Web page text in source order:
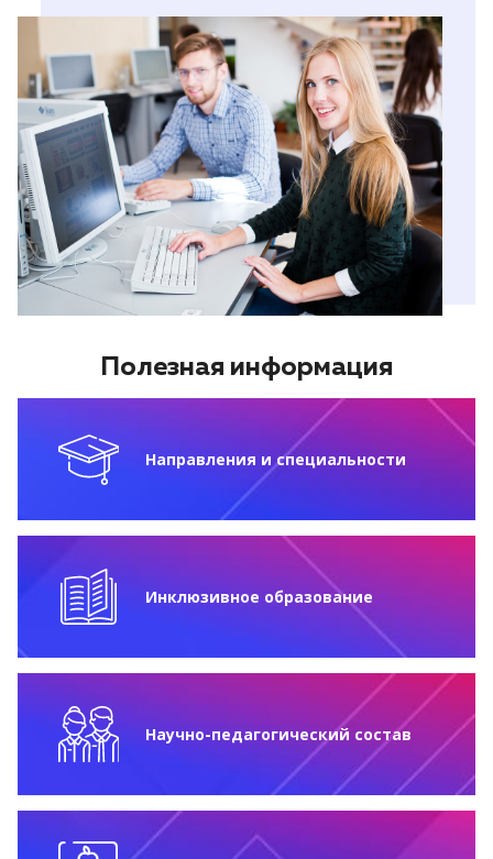
Полезная информация
Направления и специальности
Инклюзивное образование
Научно-педагогический состав